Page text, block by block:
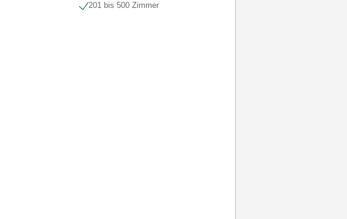
201 bis 500 Zimmer